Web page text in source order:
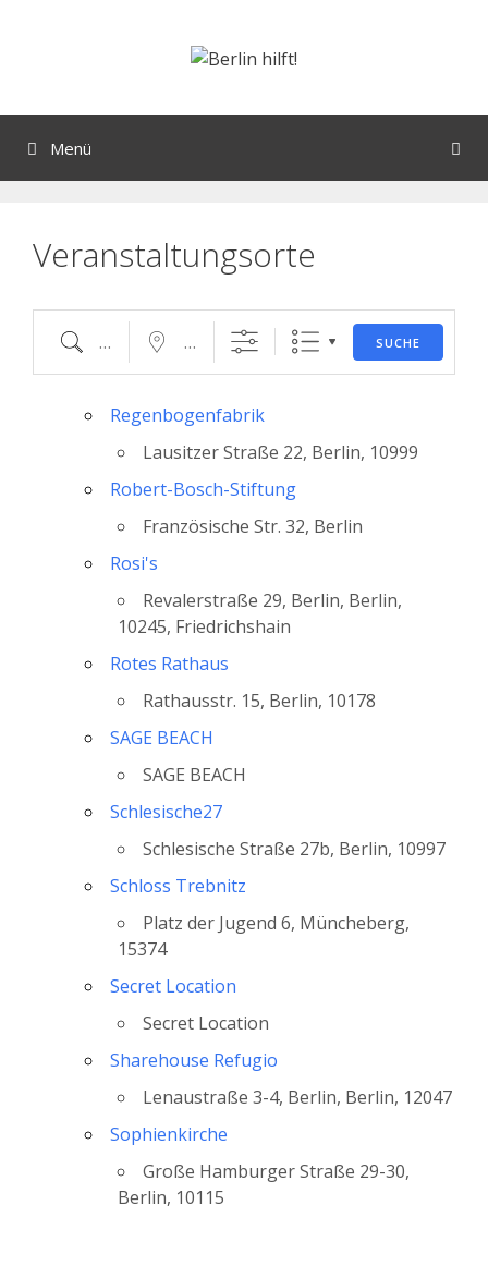
Menü
Veranstaltungsorte
SUCHE
Regenbogenfabrik
Lausitzer Straße 22, Berlin, 10999
Robert-Bosch-Stiftung
Französische Str. 32, Berlin
Rosi's
Revalerstraße 29, Berlin, Berlin,
10245, Friedrichshain
Rotes Rathaus
Rathausstr. 15, Berlin, 10178
SAGE BEACH
SAGE BEACH
Schlesische27
Schlesische Straße 27b, Berlin, 10997
Schloss Trebnitz
Platz der Jugend 6, Müncheberg,
15374
Secret Location
Secret Location
Sharehouse Refugio
Lenaustraße 3-4, Berlin, Berlin, 12047
Sophienkirche
Große Hamburger Straße 29-30,
Berlin, 10115